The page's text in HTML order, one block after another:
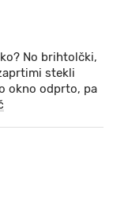
No brihtolčki,
stekli
okno odprto, pa